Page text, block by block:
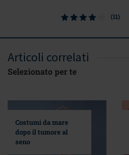
(11)
Articoli correlati
Selezionato per te
Costumi da mare
dopo il tumore al
seno